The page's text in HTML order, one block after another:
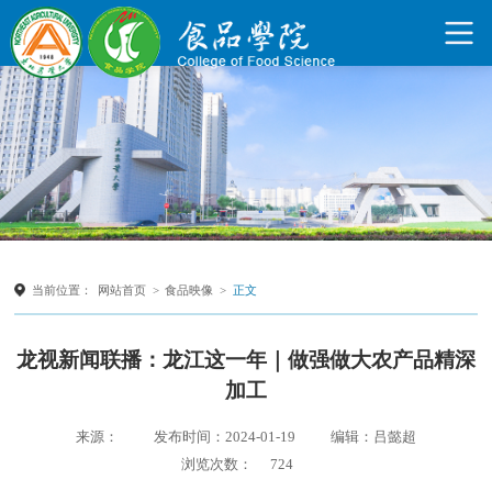
当前位置： 网站首页 > 食品映像 > 正文
龙视新闻联播：龙江这一年｜做强做大农产品精深
加工
来源： 发布时间：2024-01-19
编辑：吕懿超
浏览次数：
724